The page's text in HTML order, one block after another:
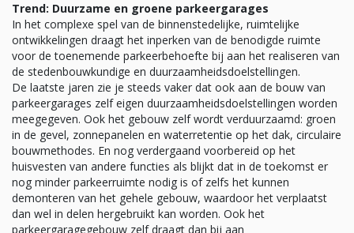
Trend: Duurzame en groene parkeergarages
In het complexe spel van de binnenstedelijke, ruimtelijke
ontwikkelingen draagt het inperken van de benodigde ruimte
voor de toenemende parkeerbehoefte bij aan het realiseren van
de stedenbouwkundige en duurzaamheidsdoelstellingen.
De laatste jaren zie je steeds vaker dat ook aan de bouw van
parkeergarages zelf eigen duurzaamheidsdoelstellingen worden
meegegeven. Ook het gebouw zelf wordt verduurzaamd: groen
in de gevel, zonnepanelen en waterretentie op het dak, circulaire
bouwmethodes. En nog verdergaand voorbereid op het
huisvesten van andere functies als blijkt dat in de toekomst er
nog minder parkeerruimte nodig is of zelfs het kunnen
demonteren van het gehele gebouw, waardoor het verplaatst
dan wel in delen hergebruikt kan worden. Ook het
parkeergaragegebouw zelf draagt dan bij aan